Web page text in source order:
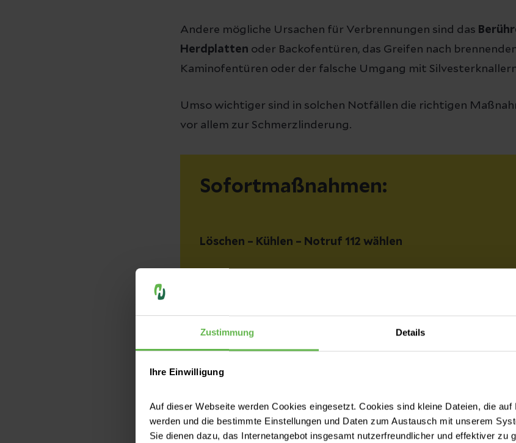
Zustimmung Details
Ihre Einwilligung
Auf dieser Webseite werden Cookies eingesetzt. Cookies sind kleine Dateien, die
werden und die bestimmte Einstellungen und Daten zum Austausch mit unserem
Sie dienen dazu, das Internetangebot insgesamt nutzerfreundlicher und effektiver zu
Andere mögliche Ursachen für Verbrennungen sind das
Herdplatten oder Backofentüren, das Greifen nach
Kaminofentüren oder der falsche Umgang mit
Umso wichtiger sind in solchen Notfällen die richtigen
vor allem zur Schmerzlinderung.
Sofortmaßnahmen:
Löschen – Kühlen – Notruf 112 wählen
Brennt die Kleidung, muss das Feuer zum Beispiel mit Wasser,
Wälzen auf dem Boden gelöscht werden. Bei Benutzen eines
keinesfalls Richtung Gesicht (Atemwege) gehalten werden.
abziehen würde.